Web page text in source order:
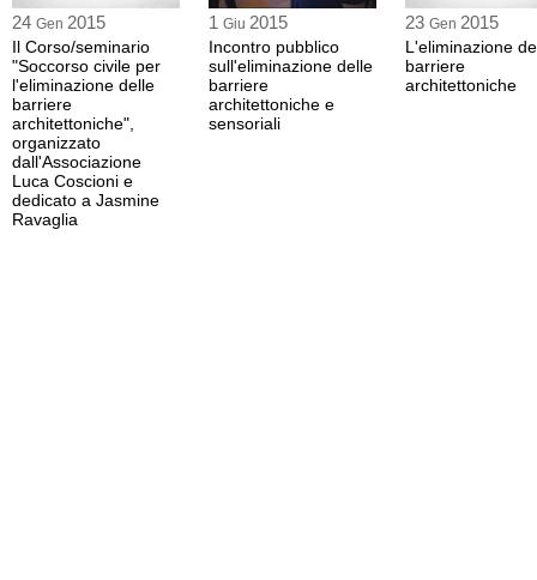
24 Gen 2015
Il Corso/seminario
"Soccorso civile per
l'eliminazione delle
barriere
architettoniche",
organizzato
dall'Associazione
Luca Coscioni e
dedicato a Jasmine
Ravaglia
1 Giu 2015
Incontro pubblico
sull'eliminazione delle
barriere
architettoniche e
sensoriali
23 Gen 2015
L'eliminazione
barriere
architettoniche